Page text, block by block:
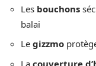
Les bouchons
balai
Le gizzmo
La couverture